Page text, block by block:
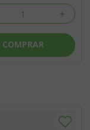
＋
COMPRAR